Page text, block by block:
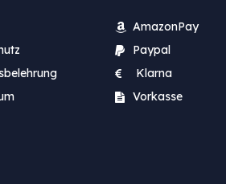
AmazonPay
Paypal
Klarna
Vorkasse